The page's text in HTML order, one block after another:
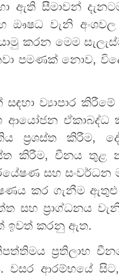
ඇති සීමාවන්
ඖෂධ වැනි අංශවල
කරන මෙම
පමණක් නොව,
ව්‍යාපාර
ආයෝජන
ප්‍රශස්ත කිරීම,
කිරීම‍, චීනය තුළ
සහ සංවර්ධන
කර ගැනීම ඇතුළු
සහ ප්‍රාග්ධනය
ඉවත් කරනු ඇත.
ප්‍රතිලාභ
ආරම්භයේ සිට,